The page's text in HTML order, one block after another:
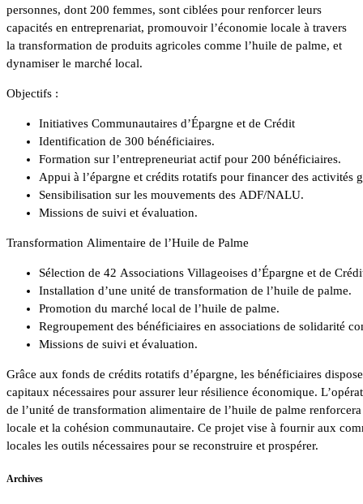
personnes, dont 200 femmes, sont ciblées pour renforcer leurs
capacités en entreprenariat, promouvoir l’économie locale à travers
la transformation de produits agricoles comme l’huile de palme, et
dynamiser le marché local.
Objectifs :
Initiatives Communautaires d’Épargne et de Crédit
Identification de 300 bénéficiaires.
Formation sur l’entrepreneuriat actif pour 200 bénéficiaires.
Appui à l’épargne et crédits rotatifs pour financer des activités
Sensibilisation sur les mouvements des ADF/NALU.
Missions de suivi et évaluation.
Transformation Alimentaire de l’Huile de Palme
Sélection de 42 Associations Villageoises d’Épargne et de
Installation d’une unité de transformation de l’huile de palme.
Promotion du marché local de l’huile de palme.
Regroupement des bénéficiaires en associations de solidarité
Missions de suivi et évaluation.
Grâce aux fonds de crédits rotatifs d’épargne, les bénéficiaires
capitaux nécessaires pour assurer leur résilience économique.
de l’unité de transformation alimentaire de l’huile de palme
locale et la cohésion communautaire. Ce projet vise à fournir aux
locales les outils nécessaires pour se reconstruire et prospérer.
Archives